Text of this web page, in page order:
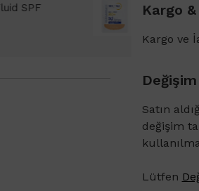
Ultra Fluid
Kargo
Kargo ve
Satın
değişim
Lütfen